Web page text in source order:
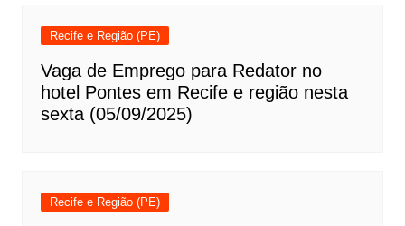
Recife e Região (PE)
Vaga de Emprego para Redator no
hotel Pontes em Recife e região nesta
sexta (05/09/2025)
Recife e Região (PE)